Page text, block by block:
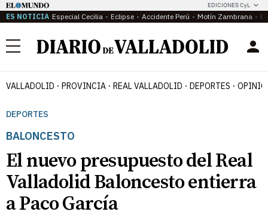
EDICIONES CyL
ES NOTICIA Especial Cecilia Eclipse Accidente Perú Motín Zambrana
Menú
VALLADOLID PROVINCIA REAL VALLADOLID DEPORTES
DEPORTES
BALONCESTO
El nuevo presupuesto del Real
Valladolid Baloncesto entierra
a Paco García